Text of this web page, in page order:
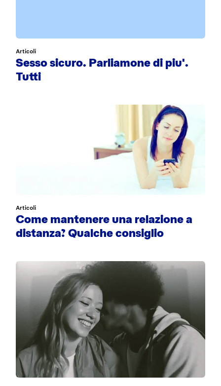
Articoli
Sesso sicuro. Parliamone di piu'.
Tutti
Articoli
Come mantenere una relazione a
distanza? Qualche consiglio